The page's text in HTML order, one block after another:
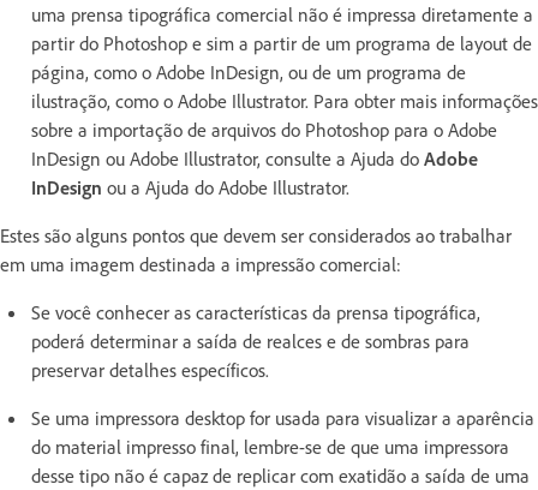
uma prensa tipográfica comercial não é impressa diretamente a
partir do Photoshop e sim a partir de um programa de layout de
página, como o Adobe InDesign, ou de um programa de
ilustração, como o Adobe Illustrator. Para obter mais informações
sobre a importação de arquivos do Photoshop para o Adobe
InDesign ou Adobe Illustrator, consulte a Ajuda do Adobe
InDesign ou a Ajuda do Adobe Illustrator.
Estes são alguns pontos que devem ser considerados ao trabalhar
em uma imagem destinada a impressão comercial:
Se você conhecer as características da prensa tipográfica,
poderá determinar a saída de realces e de sombras para
preservar detalhes específicos.
Se uma impressora desktop for usada para visualizar a aparência
do material impresso final, lembre-se de que uma impressora
desse tipo não é capaz de replicar com exatidão a saída de uma